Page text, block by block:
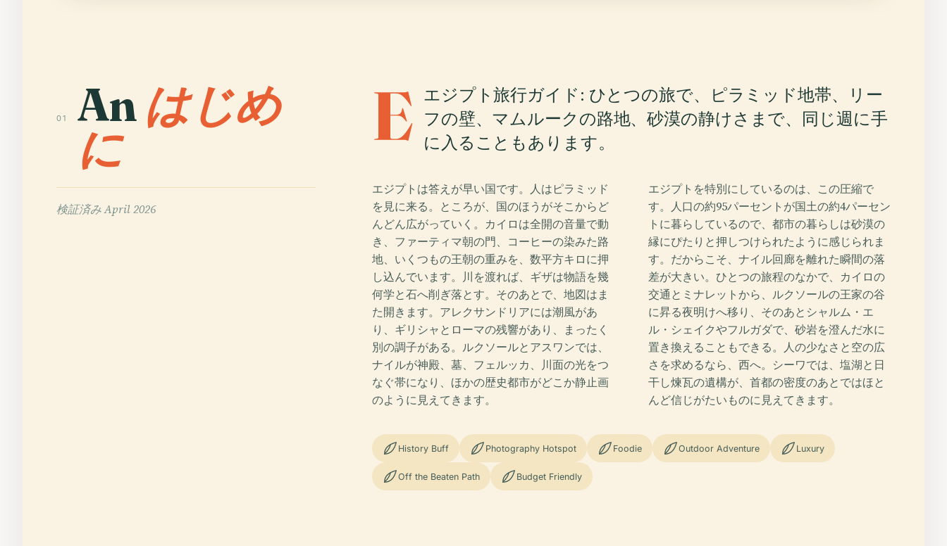
01 Anはじめ
に
検証済みApril 2026
E エジプト旅行ガイド: ひとつの旅で、ピラミッド地帯、リー
フの壁、マムルークの路地、砂漠の静けさまで、同じ週に手
に入ることもあります。
エジプトは答えが早い国です。人はピラミッド
を見に来る。ところが、国のほうがそこからど
んどん広がっていく。カイロは全開の音量で動
き、ファーティマ朝の門、コーヒーの染みた路
地、いくつもの王朝の重みを、数平方キロに押
し込んでいます。川を渡れば、ギザは物語を幾
何学と石へ削ぎ落とす。そのあとで、地図はま
た開きます。アレクサンドリアには潮風があ
り、ギリシャとローマの残響があり、まったく
別の調子がある。ルクソールとアスワンでは、
ナイルが神殿、墓、フェルッカ、川面の光をつ
なぐ帯になり、ほかの歴史都市がどこか静止画
のように見えてきます。
エジプトを特別にしているのは、この圧縮で
す。人口の約95パーセントが国土の約4パーセン
トに暮らしているので、都市の暮らしは砂漠の
縁にぴたりと押しつけられたように感じられま
す。だからこそ、ナイル回廊を離れた瞬間の落
差が大きい。ひとつの旅程のなかで、カイロの
交通とミナレットから、ルクソールの王家の谷
に昇る夜明けへ移り、そのあとシャルム・エ
ル・シェイクやフルガダで、砂岩を澄んだ水に
置き換えることもできる。人の少なさと空の広
さを求めるなら、西へ。シーワでは、塩湖と日
干し煉瓦の遺構が、首都の密度のあとではほと
んど信じがたいものに見えてきます。
History Buff Photography Hotspot Foodie Outdoor Adventure Luxury
Off the Beaten Path Budget Friendly